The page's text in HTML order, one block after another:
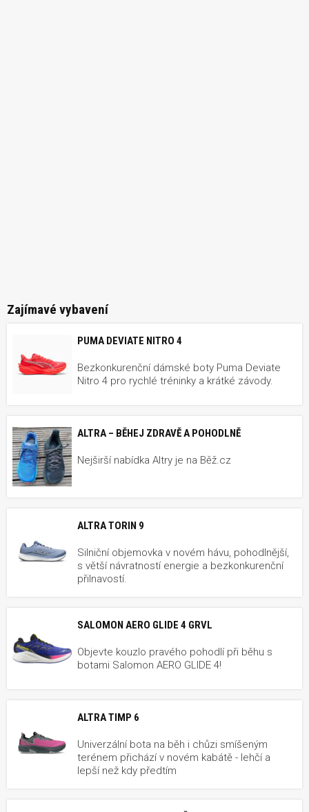
Zajímavé vybavení
PUMA DEVIATE NITRO 4
Bezkonkurenční dámské boty Puma Deviate
Nitro 4 pro rychlé tréninky a krátké závody.
ALTRA – BĚHEJ ZDRAVĚ A POHODLNĚ
Nejširší nabídka Altry je na Běž.cz
ALTRA TORIN 9
Silniční objemovka v novém hávu, pohodlnější,
s větší návratností energie a bezkonkurenční
přilnavostí.
SALOMON AERO GLIDE 4 GRVL
Objevte kouzlo pravého pohodlí při běhu s
botami Salomon AERO GLIDE 4!
ALTRA TIMP 6
Univerzální bota na běh i chůzi smíšeným
terénem přichází v novém kabátě - lehčí a
lepší než kdy předtím